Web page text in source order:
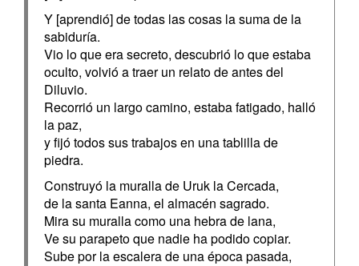
Y [aprendió] de todas las cosas la suma de la
sabiduría.
Vio lo que era secreto, descubrió lo que estaba
oculto, volvió a traer un relato de antes del
Diluvio.
Recorrió un largo camino, estaba fatigado, halló
la paz,
y fijó todos sus trabajos en una tablilla de
piedra.
Construyó la muralla de Uruk la Cercada,
de la santa Eanna, el almacén sagrado.
Mira su muralla como una hebra de lana,
Ve su parapeto que nadie ha podido copiar.
Sube por la escalera de una época pasada,